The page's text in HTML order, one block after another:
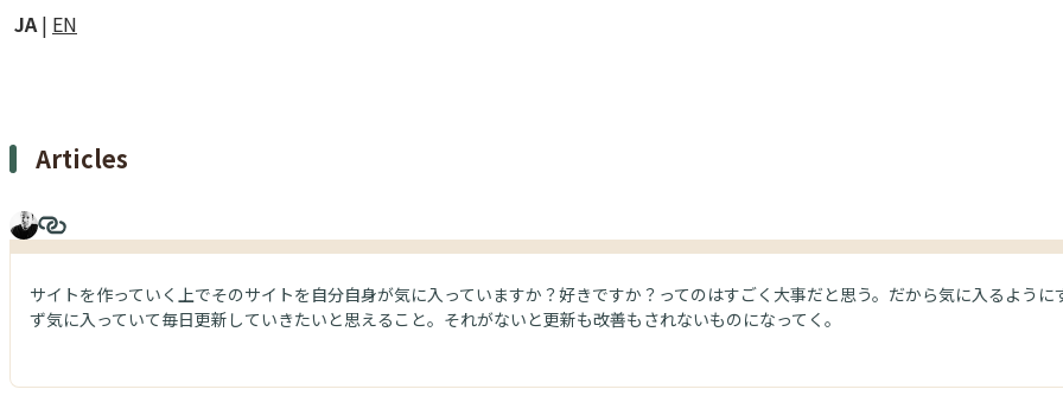
JA EN
Articles
サイトを作っていく上でそのサイトを自分自身が気に入っていますか？好きですか？ってのはすごく大事だと思う。だから気に入るよう
ず気に入っていて毎日更新していきたいと思えること。それがないと更新も改善もされないものになってく。